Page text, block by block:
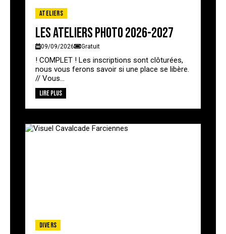
Ateliers
Les ateliers photo 2026-2027
09/09/2026 Gratuit
! COMPLET ! Les inscriptions sont clôturées,
nous vous ferons savoir si une place se libère.
// Vous...
Lire plus
Divers